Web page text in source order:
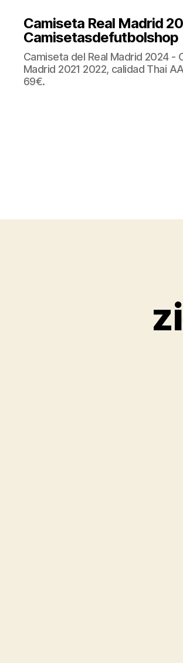
Camiseta Real Madrid
Camisetasdefutbolshop
Camiseta del Real Madrid 2024 -
Madrid 2021 2022, calidad Thai
69€.